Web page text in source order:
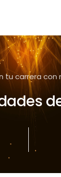
tu carrera con